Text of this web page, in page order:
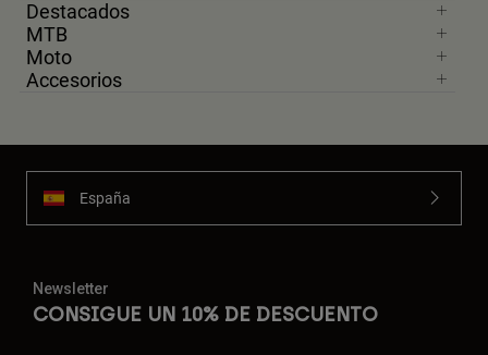
Destacados
MTB
Moto
Accesorios
España
Newsletter
CONSIGUE UN 10% DE DESCUENTO